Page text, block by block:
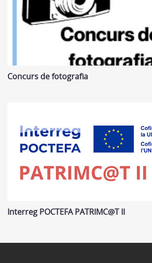
Concurs de fotografia
Interreg POCTEFA PATRIMC@T II